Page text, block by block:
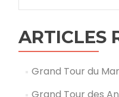
ARTICLES
Grand Tour du